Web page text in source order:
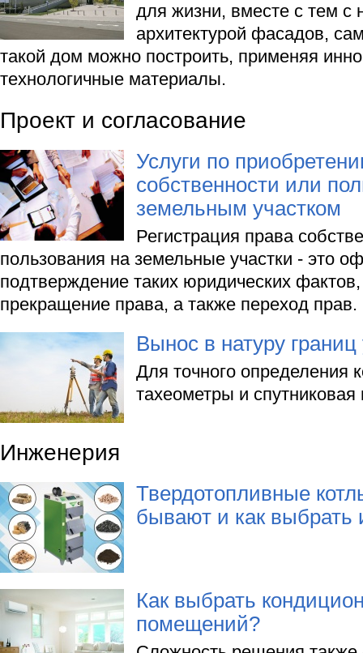
для жизни, вместе с тем с
архитектурой фасадов,
такой дом можно построить, применяя
технологичные материалы.
Проект и согласование
Услуги по
собственности или
земельным участком
Регистрация права
пользования на земельные участки - это
подтверждение таких юридических
прекращение права, а также переход прав.
Вынос в натуру границ
Для точного определения
тахеометры и спутниковая
Инженерия
Твердотопливные
бывают и как выбрать
Как выбрать
помещений?